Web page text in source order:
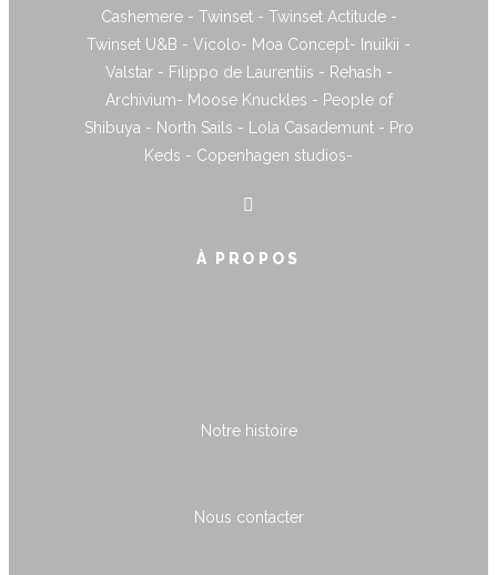
Cashemere - Twinset - Twinset Actitude -
Twinset U&B - Vicolo- Moa Concept- Inuikii -
Valstar - Filippo de Laurentiis - Rehash -
Archivium- Moose Knuckles - People of
Shibuya - North Sails - Lola Casademunt - Pro
Keds - Copenhagen studios-
À PROPOS
Notre histoire
Nous contacter